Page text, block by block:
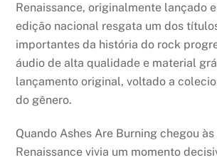
Renaissance, originalmente lançado
edição nacional resgata um dos
importantes da história do rock
áudio de alta qualidade e material
lançamento original, voltado a
do gênero.
Quando Ashes Are Burning chegou
Renaissance vivia um momento